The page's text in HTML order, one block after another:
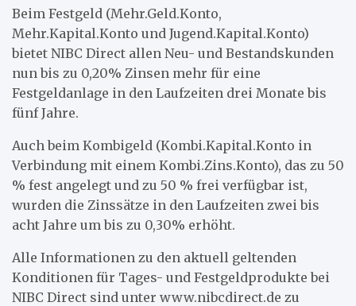
Beim Festgeld (Mehr.Geld.Konto,
Mehr.Kapital.Konto und Jugend.Kapital.Konto)
bietet NIBC Direct allen Neu- und Bestandskunden
nun bis zu 0,20% Zinsen mehr für eine
Festgeldanlage in den Laufzeiten drei Monate bis
fünf Jahre.
Auch beim Kombigeld (Kombi.Kapital.Konto in
Verbindung mit einem Kombi.Zins.Konto), das zu 50
% fest angelegt und zu 50 % frei verfügbar ist,
wurden die Zinssätze in den Laufzeiten zwei bis
acht Jahre um bis zu 0,30% erhöht.
Alle Informationen zu den aktuell geltenden
Konditionen für Tages- und Festgeldprodukte bei
NIBC Direct sind unter www.nibcdirect.de zu